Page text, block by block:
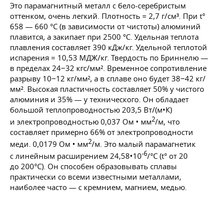
Это парамагнитный металл с бело-серебристым
оттенком, очень легкий. Плотность = 2,7 г/см³. При t°
658 — 660 °C (в зависимости от чистоты) алюминий
плавится, а закипает при 2500 °C. Удельная теплота
плавления составляет 390 кДж/кг. Удельной теплотой
испарения = 10,53 МДЖ/кг. Твердость по Бриннелю —
в пределах 24−32 кгс/мм². Временное сопротивление
разрыву 10−12 кг/мм², а в сплаве оно будет 38−42 кг/
мм². Высокая пластичность составляет 50% у чистого
алюминия и 35% — у технического. Он обладает
большой теплопроводностью 203,5 Вт/(м•К)
и электропроводностью 0,037 Ом • мм2/м, что
составляет примерно 66% от электропроводности
меди. 0,0179 Ом • мм2/м. Это малый парамагнетик
с линейным расширением 24,58•10-6/°C (t° от 20
до 200°C). Он способен образовывать сплавы
практически со всеми известными металлами,
наиболее часто — с кремнием, магнием, медью.